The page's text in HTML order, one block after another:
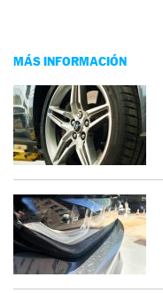
MÁS INFORMACIÓN